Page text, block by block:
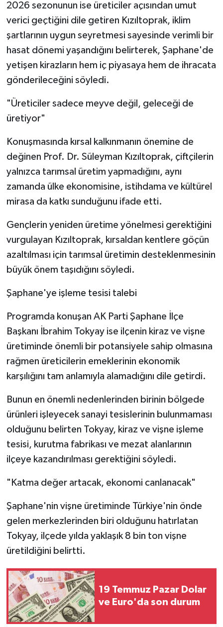
2026 sezonunun ise üreticiler açısından umut
verici geçtiğini dile getiren Kızıltoprak, iklim
şartlarının uygun seyretmesi sayesinde verimli bir
hasat dönemi yaşandığını belirterek, Şaphane'de
yetişen kirazların hem iç piyasaya hem de ihracata
gönderileceğini söyledi.
"Üreticiler sadece meyve değil, geleceği de
üretiyor"
Konuşmasında kırsal kalkınmanın önemine de
değinen Prof. Dr. Süleyman Kızıltoprak, çiftçilerin
yalnızca tarımsal üretim yapmadığını, aynı
zamanda ülke ekonomisine, istihdama ve kültürel
mirasa da katkı sunduğunu ifade etti.
Gençlerin yeniden üretime yönelmesi gerektiğini
vurgulayan Kızıltoprak, kırsaldan kentlere göçün
azaltılması için tarımsal üretimin desteklenmesinin
büyük önem taşıdığını söyledi.
Şaphane'ye işleme tesisi talebi
Programda konuşan AK Parti Şaphane İlçe
Başkanı İbrahim Tokyay ise ilçenin kiraz ve vişne
üretiminde önemli bir potansiyele sahip olmasına
rağmen üreticilerin emeklerinin ekonomik
karşılığını tam anlamıyla alamadığını dile getirdi.
Bunun en önemli nedenlerinden birinin bölgede
ürünleri işleyecek sanayi tesislerinin bulunmaması
olduğunu belirten Tokyay, kiraz ve vişne işleme
tesisi, kurutma fabrikası ve mezat alanlarının
ilçeye kazandırılması gerektiğini söyledi.
"Katma değer artacak, ekonomi canlanacak"
Şaphane'nin vişne üretiminde Türkiye'nin önde
gelen merkezlerinden biri olduğunu hatırlatan
Tokyay, ilçede yılda yaklaşık 8 bin ton vişne
üretildiğini belirtti.
19 Temmuz Pazar Dolar
ve Euro'da son durum